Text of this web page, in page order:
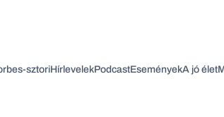
sztoriHírlevelekPodcastEseményekA jó élet